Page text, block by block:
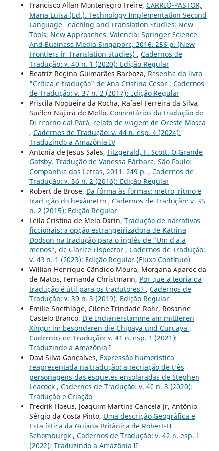
Francisco Allan Montenegro Freire, CARRIÓ-PASTOR,
María Luisa (Ed.). Technology Implementation Second
Language Teaching and Translation Studies: New
Tools, New Approaches. Valencia: Springer Science
And Business Media Singapore, 2016. 256 p. (New
Frontiers in Translation Studies) , Cadernos de
Tradução: v. 40 n. 1 (2020): Edição Regular
Beatriz Regina Guimarães Barboza, Resenha do livro
"Crítica e tradução" de Ana Cristina Cesar , Cadernos
de Tradução: v. 37 n. 2 (2017): Edição Regular
Priscila Nogueira da Rocha, Rafael Ferreira da Silva,
Suélen Najara de Mello, Comentários da tradução de
Di ritorno dal Parà, relato de viagem de Oreste Mosca
, Cadernos de Tradução: v. 44 n. esp. 4 (2024):
Traduzindo a Amazônia IV
Antonia de Jesus Sales, Fitzgerald, F. Scott. O Grande
Gatsby. Tradução de Vanessa Bárbara. São Paulo:
Companhia das Letras, 2011. 249 p. , Cadernos de
Tradução: v. 36 n. 2 (2016): Edição Regular
Robert de Brose, Da fôrma às formas: metro, ritmo e
tradução do hexâmetro , Cadernos de Tradução: v. 35
n. 2 (2015): Edição Regular
Leila Cristina de Melo Darin, Tradução de narrativas
ficcionais: a opção estrangeirizadora de Katrina
Dodson na tradução para o inglês de “Um dia a
menos”, de Clarice Lispector , Cadernos de Tradução:
v. 43 n. 1 (2023): Edição Regular (Fluxo Contínuo)
Willian Henrique Cândido Moura, Morgana Aparecida
de Matos, Fernanda Christmann, Por que a teoria da
tradução é útil para os tradutores? , Cadernos de
Tradução: v. 39 n. 3 (2019): Edição Regular
Emilie Snethlage, Cilene Trindade Rohr, Rosanne
Castelo Branco, Die Indianerstämme am mittleren
Xingu: im besonderen die Chipaya und Curuaya ,
Cadernos de Tradução: v. 41 n. esp. 1 (2021):
Traduzindo a Amazônia I
Davi Silva Gonçalves, Expressão humorística
reapresentada na tradução: a recriação de três
personagens das esquetes ensolaradas de Stephen
Leacock , Cadernos de Tradução: v. 40 n. 3 (2020):
Tradução e Criação
Fredrik Hoeus, Joaquim Martins Cancela Jr, Antônio
Sérgio da Costa Pinto, Uma descrição Geográfica e
Estatística da Guiana Britânica de Robert-H.
Schomburgk , Cadernos de Tradução: v. 42 n. esp. 1
(2022): Traduzindo a Amazônia II